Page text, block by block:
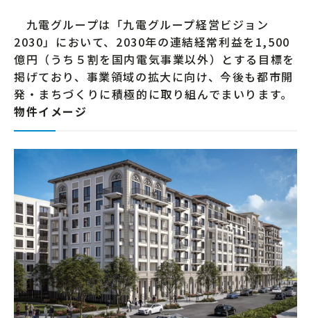
九電グループは「九電グループ経営ビジョン
2030」において、2030年の連結経常利益を1,500
億円（うち５割を国内電気事業以外）とする目標を
掲げており、事業領域の拡大に向け、今後も都市開
発・まちづくりに積極的に取り組んでまいります。
物件イメージ